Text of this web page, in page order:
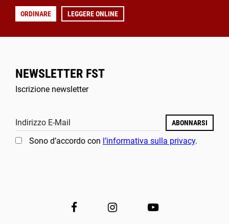
ORDINARE LEGGERE ONLINE
NEWSLETTER FST
Iscrizione newsletter
Indirizzo E-Mail ABONNARSI
Sono d’accordo con l’informativa sulla privacy.